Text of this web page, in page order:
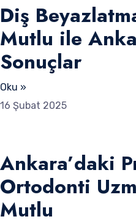
Diş
Mutlu ile
Sonuçlar
Oku »
16 Şubat 2025
Ankara’daki
Ortodonti
Mutlu